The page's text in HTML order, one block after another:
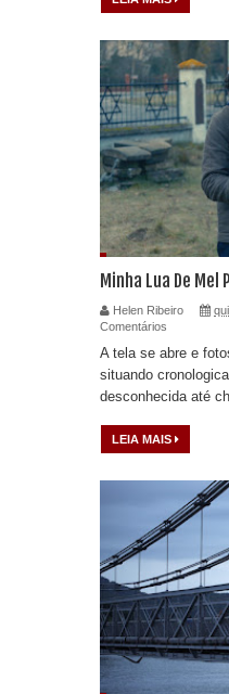
Minha Lua De Mel
Helen Ribeiro
Comentários
A tela se abre e
situando
desconhecida até
LEIA MAIS